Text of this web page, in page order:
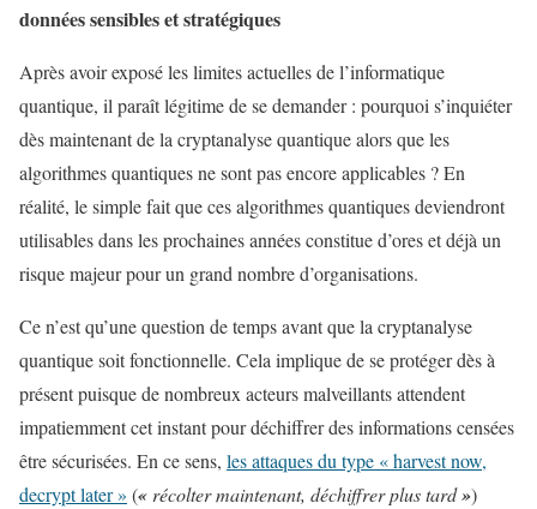
données sensibles et stratégiques
Après avoir exposé les limites actuelles de l’informatique
quantique, il paraît légitime de se demander : pourquoi s’inquiéter
dès maintenant de la cryptanalyse quantique alors que les
algorithmes quantiques ne sont pas encore applicables ? En
réalité, le simple fait que ces algorithmes quantiques deviendront
utilisables dans les prochaines années constitue d’ores et déjà un
risque majeur pour un grand nombre d’organisations.
Ce n’est qu’une question de temps avant que la cryptanalyse
quantique soit fonctionnelle. Cela implique de se protéger dès à
présent puisque de nombreux acteurs malveillants attendent
impatiemment cet instant pour déchiffrer des informations censées
être sécurisées. En ce sens, les attaques du type « harvest now,
decrypt later » (« récolter maintenant, déchiffrer plus tard»)